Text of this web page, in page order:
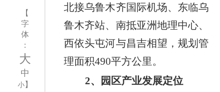
【
字
体
：
大
中
小】
北接乌鲁木齐国际机场、东临乌
鲁木齐站、南抵亚洲地理中心、
西依头屯河与昌吉相望，规划管
理面积490平方公里。
2、
园区产业发展定位